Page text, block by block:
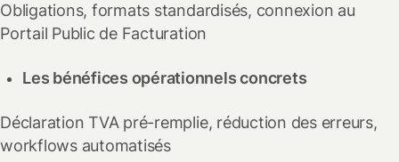
Obligations, formats standardisés, connexion au
Portail Public de Facturation
Les bénéfices opérationnels concrets
Déclaration TVA pré-remplie, réduction des erreurs,
workflows automatisés